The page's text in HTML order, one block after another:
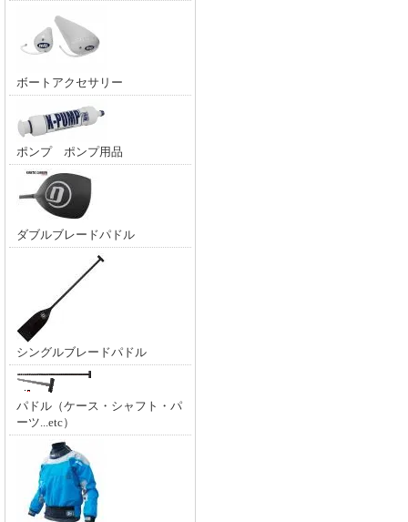
ボートアクセサリー
ポンプ ポンプ用品
ダブルブレードパドル
シングルブレードパドル
パドル（ケース・シャフト・パ
ーツ...etc）